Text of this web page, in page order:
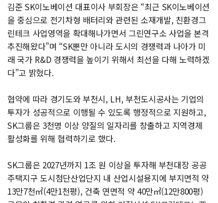
김준 SK이노베이션 대표이사 부회장은 “최근 SK이노베이션
을 중심으로 전기차형 배터리와 관련된 소재개발, 친환경그
린테크 사업영역을 확대해나가면서 그린연구소 사업을 본격
추진해왔다”며 “SK뿐만 아니라 도시의 경쟁력과 나아가 미
래 국가 R&D 경쟁력을 높이기 위해서 최선을 다해 노력하겠
다”고 밝혔다.
협약에 따라 경기도와 부천시, LH, 부천도시공사는 기업의
투자가 성공적으로 이행될 수 있도록 행정적으로 지원하고,
SK그룹은 3천명 이상 양질의 일자리를 창출하고 지역경제
활성화를 위해 협력하기로 했다.
SK그룹은 2027년까지 1조 원 이상을 투자해 부천대장 공공
주택지구 도시첨단산업단지 내 산업시설용지에 부지면적 약
13만7천㎡(4만1천평), 건축 연면적 약 40만㎡(12만800평)